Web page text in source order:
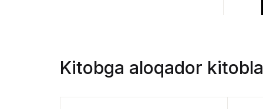
Kitobga aloqador